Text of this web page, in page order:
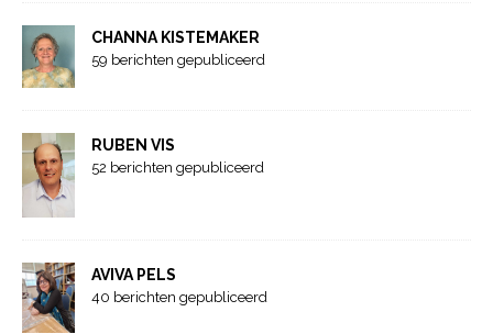
CHANNA KISTEMAKER
59 berichten gepubliceerd
RUBEN VIS
52 berichten gepubliceerd
AVIVA PELS
40 berichten gepubliceerd